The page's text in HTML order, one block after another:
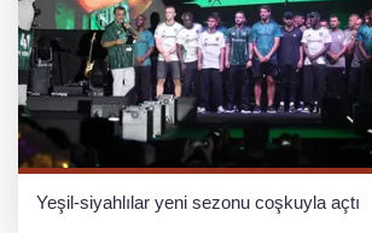
Yeşil-siyahlılar yeni sezonu coşkuyla açtı